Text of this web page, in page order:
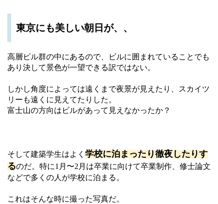
東京にも美しい朝日が、、
高層ビル群の中にあるので、ビルに囲まれていることでも
あり決して景色が一望できる訳ではない。
しかし角度によっては遠くまで夜景が見えたり、スカイツ
リーも遠くに見えてたりした。
富士山の方向はビルがあって見えなかったか？
そして建築学生はよく 学校に泊まったり徹夜したりす
るのだ。特に1月〜2月は卒業に向けて卒業制作、修士論文
などで多くの人が学校に泊まる。
これはそんな時に撮った写真だ。